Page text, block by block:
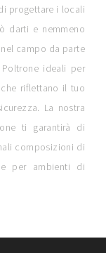
progettare i locali
darti e nemmeno
campo da parte
ideali per
riflettano il tuo
La nostra
ti garantirà di
composizioni di
per ambienti di